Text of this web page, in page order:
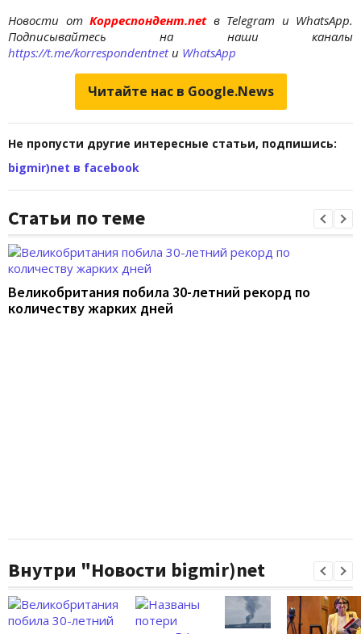
Новости отКорреспондент.net в Telegram и WhatsApp.
Подписывайтесь на наши каналы
https://t.me/korrespondentnetи WhatsApp
Читайте нас в Google.News
Не пропусти другие интересные статьи, подпишись:
bigmir)net в facebook
Статьи по теме
Великобритания побила 30-летний рекорд по
количеству жарких дней
Внутри "Новости bigmir)net